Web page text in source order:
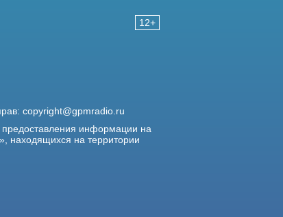
12+
copyright@gpmradio.ru
информации на
находящихся на территории